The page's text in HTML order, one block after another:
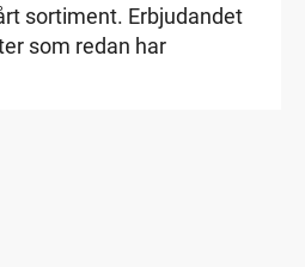
sortiment. Erbjudandet
som redan har